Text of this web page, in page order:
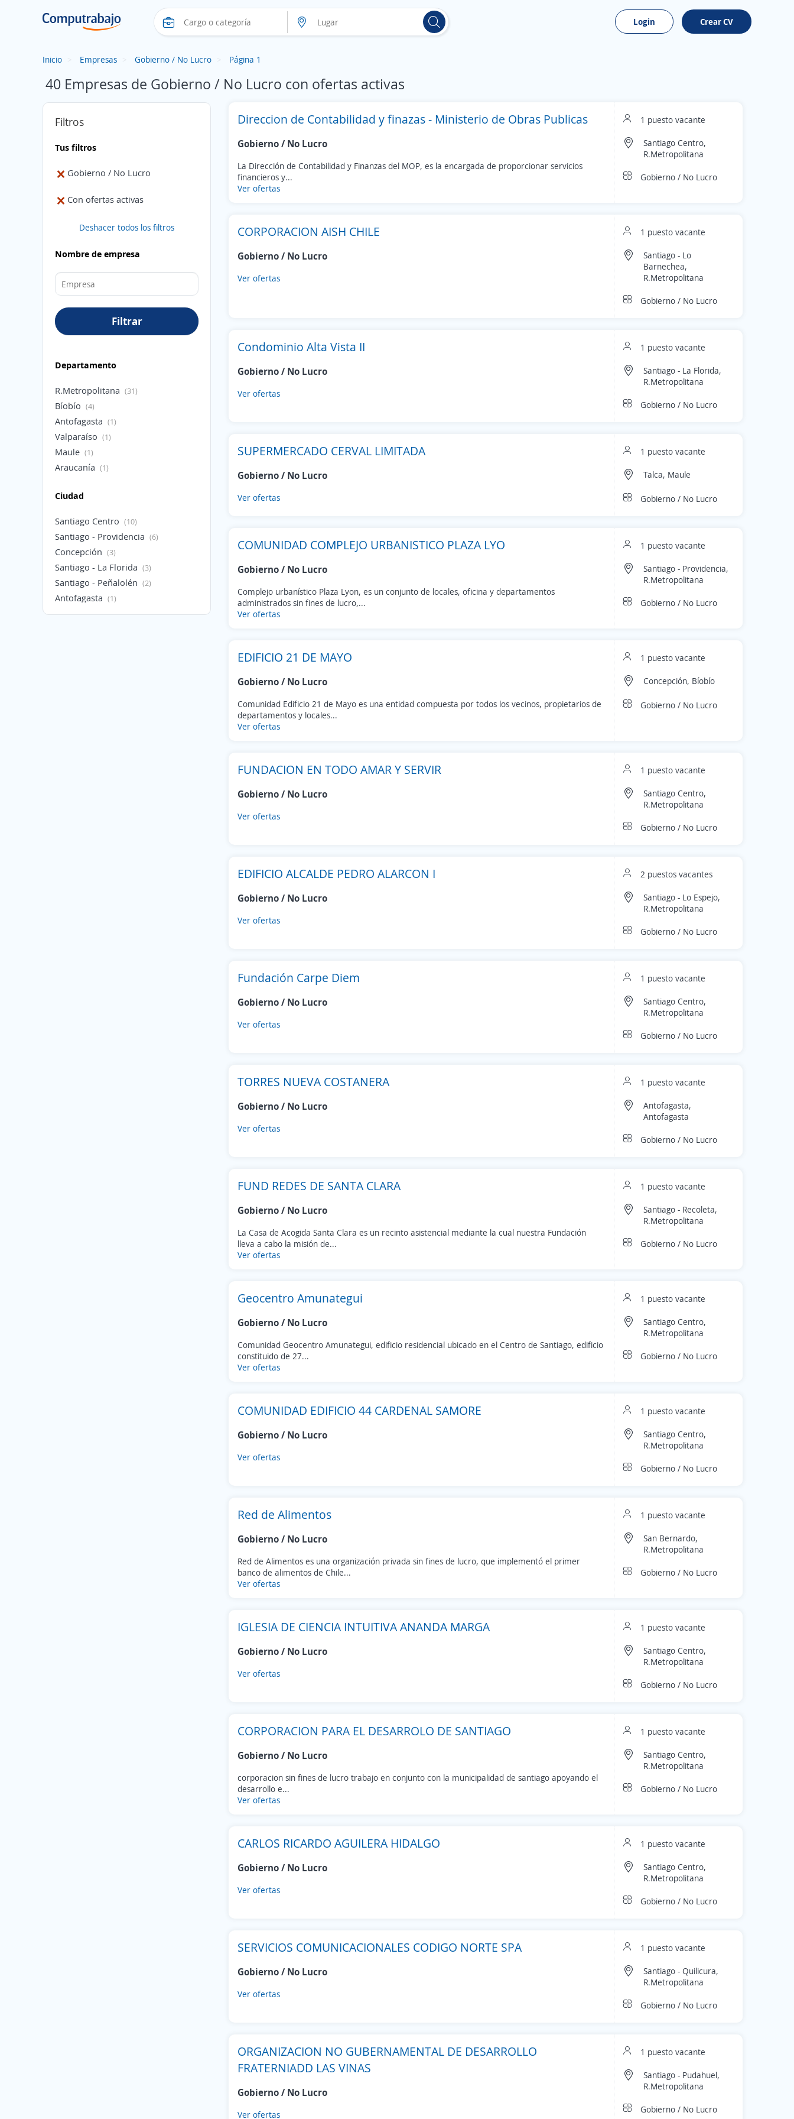
Login Crear CV
Inicio Empresas Gobierno / No Lucro Página 1
40 Empresas de Gobierno / No Lucro con ofertas activas
Filtros
Tus filtros
Gobierno / No Lucro
Con ofertas activas
Deshacer todos los filtros
Nombre de empresa
Filtrar
Departamento
R.Metropolitana (31)
Bíobío (4)
Antofagasta (1)
Valparaíso (1)
Maule (1)
Araucanía (1)
Ciudad
Santiago Centro (10)
Santiago - Providencia (6)
Concepción (3)
Santiago - La Florida (3)
Santiago - Peñalolén (2)
Antofagasta (1)
Quilpué (1)
Direccion de Contabilidad y finazas - Ministerio de Obras Publicas
Gobierno / No Lucro
La Dirección de Contabilidad y Finanzas del MOP, es la encargada de proporcionar servicios
financieros y...
Ver ofertas
1 puesto vacante
Santiago Centro,
R.Metropolitana
Gobierno / No Lucro
CORPORACION AISH CHILE
Gobierno / No Lucro
Ver ofertas
1 puesto vacante
Santiago - Lo
Barnechea,
R.Metropolitana
Gobierno / No Lucro
Condominio Alta Vista II
Gobierno / No Lucro
Ver ofertas
1 puesto vacante
Santiago - La Florida,
R.Metropolitana
Gobierno / No Lucro
SUPERMERCADO CERVAL LIMITADA
Gobierno / No Lucro
Ver ofertas
1 puesto vacante
Talca, Maule
Gobierno / No Lucro
COMUNIDAD COMPLEJO URBANISTICO PLAZA LYO
Gobierno / No Lucro
Complejo urbanístico Plaza Lyon, es un conjunto de locales, oficina y departamentos
administrados sin fines de lucro,...
Ver ofertas
1 puesto vacante
Santiago - Providencia,
R.Metropolitana
Gobierno / No Lucro
EDIFICIO 21 DE MAYO
Gobierno / No Lucro
Comunidad Edificio 21 de Mayo es una entidad compuesta por todos los vecinos, propietarios de
departamentos y locales...
Ver ofertas
1 puesto vacante
Concepción, Bíobío
Gobierno / No Lucro
FUNDACION EN TODO AMAR Y SERVIR
Gobierno / No Lucro
Ver ofertas
1 puesto vacante
Santiago Centro,
R.Metropolitana
Gobierno / No Lucro
EDIFICIO ALCALDE PEDRO ALARCON I
Gobierno / No Lucro
Ver ofertas
2 puestos vacantes
Santiago - Lo Espejo,
R.Metropolitana
Gobierno / No Lucro
Fundación Carpe Diem
Gobierno / No Lucro
Ver ofertas
1 puesto vacante
Santiago Centro,
R.Metropolitana
Gobierno / No Lucro
TORRES NUEVA COSTANERA
Gobierno / No Lucro
Ver ofertas
1 puesto vacante
Antofagasta,
Antofagasta
Gobierno / No Lucro
FUND REDES DE SANTA CLARA
Gobierno / No Lucro
La Casa de Acogida Santa Clara es un recinto asistencial mediante la cual nuestra Fundación
lleva a cabo la misión de...
Ver ofertas
1 puesto vacante
Santiago - Recoleta,
R.Metropolitana
Gobierno / No Lucro
Geocentro Amunategui
Gobierno / No Lucro
Comunidad Geocentro Amunategui, edificio residencial ubicado en el Centro de Santiago, edificio
constituido de 27...
Ver ofertas
1 puesto vacante
Santiago Centro,
R.Metropolitana
Gobierno / No Lucro
COMUNIDAD EDIFICIO 44 CARDENAL SAMORE
Gobierno / No Lucro
Ver ofertas
1 puesto vacante
Santiago Centro,
R.Metropolitana
Gobierno / No Lucro
Red de Alimentos
Gobierno / No Lucro
Red de Alimentos es una organización privada sin fines de lucro, que implementó el primer
banco de alimentos de Chile...
Ver ofertas
1 puesto vacante
San Bernardo,
R.Metropolitana
Gobierno / No Lucro
IGLESIA DE CIENCIA INTUITIVA ANANDA MARGA
Gobierno / No Lucro
Ver ofertas
1 puesto vacante
Santiago Centro,
R.Metropolitana
Gobierno / No Lucro
CORPORACION PARA EL DESARROLO DE SANTIAGO
Gobierno / No Lucro
corporacion sin fines de lucro trabajo en conjunto con la municipalidad de santiago apoyando el
desarrollo e...
Ver ofertas
1 puesto vacante
Santiago Centro,
R.Metropolitana
Gobierno / No Lucro
CARLOS RICARDO AGUILERA HIDALGO
Gobierno / No Lucro
Ver ofertas
1 puesto vacante
Santiago Centro,
R.Metropolitana
Gobierno / No Lucro
SERVICIOS COMUNICACIONALES CODIGO NORTE SPA
Gobierno / No Lucro
Ver ofertas
1 puesto vacante
Santiago - Quilicura,
R.Metropolitana
Gobierno / No Lucro
ORGANIZACION NO GUBERNAMENTAL DE DESARROLLO
FRATERNIADD LAS VINAS
Gobierno / No Lucro
Ver ofertas
1 puesto vacante
Santiago - Pudahuel,
R.Metropolitana
Gobierno / No Lucro